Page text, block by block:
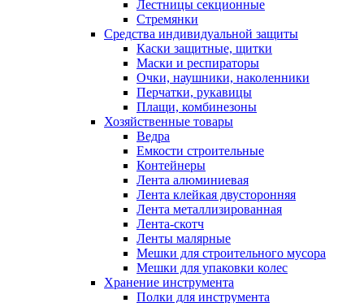
Лестницы секционные
Стремянки
Средства индивидуальной защиты
Каски защитные, щитки
Маски и респираторы
Очки, наушники, наколенники
Перчатки, рукавицы
Плащи, комбинезоны
Хозяйственные товары
Ведра
Емкости строительные
Контейнеры
Лента алюминиевая
Лента клейкая двусторонняя
Лента металлизированная
Лента-скотч
Ленты малярные
Мешки для строительного мусора
Мешки для упаковки колес
Хранение инструмента
Полки для инструмента